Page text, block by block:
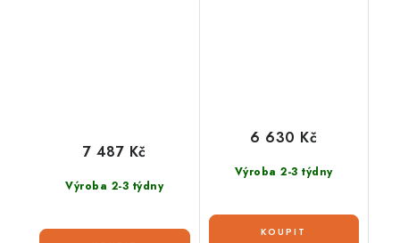
Výroba 2-3 týdny
7 487 Kč
Výroba 2-3 týdny
6 630 Kč